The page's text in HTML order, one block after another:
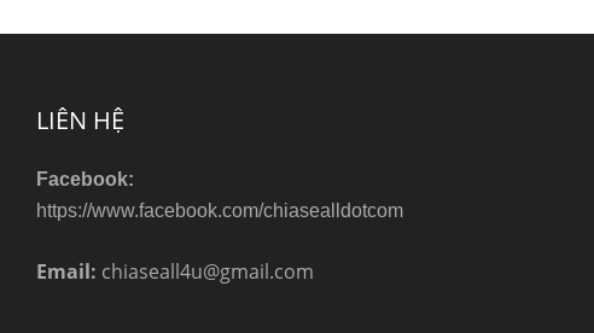
LIÊN HỆ
Facebook:
https://www.facebook.com/chiasealldotcom
Email: chiaseall4u@gmail.com